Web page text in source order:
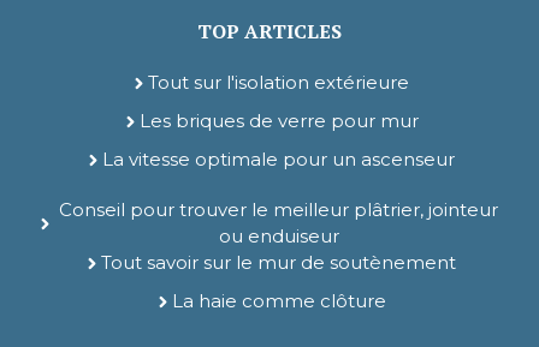
TOP ARTICLES
Tout sur l'isolation extérieure
Les briques de verre pour mur
La vitesse optimale pour un ascenseur
Conseil pour trouver le meilleur plâtrier, jointeur
ou enduiseur
Tout savoir sur le mur de soutènement
La haie comme clôture